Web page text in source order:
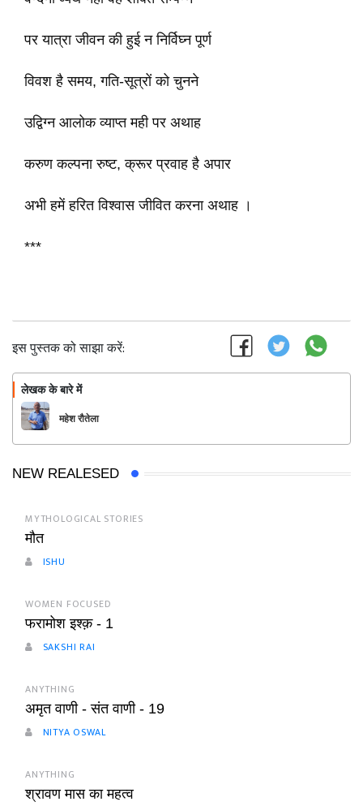
पर यात्रा जीवन की हुई न निर्विघ्न पूर्ण
विवश है समय, गति-सूत्रों को चुनने
उद्विग्न आलोक व्याप्त मही पर अथाह
करुण कल्पना रुष्ट, क्रूर प्रवाह है अपार
अभी हमें हरित विश्वास जीवित करना अथाह ।
***
इस पुस्तक को साझा करें:
लेखक के बारे में
महेश रौतेला
NEW REALESED
MYTHOLOGICAL STORIES
मौत
ISHU
WOMEN FOCUSED
फरामोश इश्क़ - 1
SAKSHI RAI
ANYTHING
अमृत वाणी - संत वाणी - 19
NITYA OSWAL
ANYTHING
श्रावण मास का महत्व